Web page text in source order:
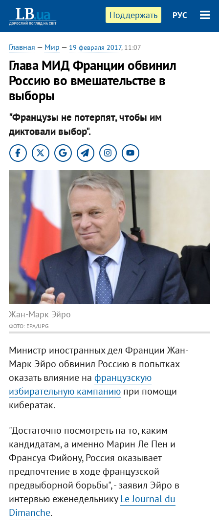
Поддержать РУС
Главная — Мир — 19 февраля 2017, 11:07
Глава МИД Франции обвинил
Россию во вмешательстве в
выборы
"Французы не потерпят, чтобы им
диктовали выбор".
Жан-Марк Эйро
ФОТО: EPA/UPG
Министр иностранных дел Франции Жан-
Марк Эйро обвинил Россию в попытках
оказать влияние на французскую
избирательную кампаниюпри помощи
кибератак.
"Достаточно посмотреть на то, каким
кандидатам, а именно Марин Ле Пен и
Франсуа Фийону, Россия оказывает
предпочтение в ходе французской
предвыборной борьбы", - заявил Эйро в
интервью еженедельникуLe Journal du
Dimanche.